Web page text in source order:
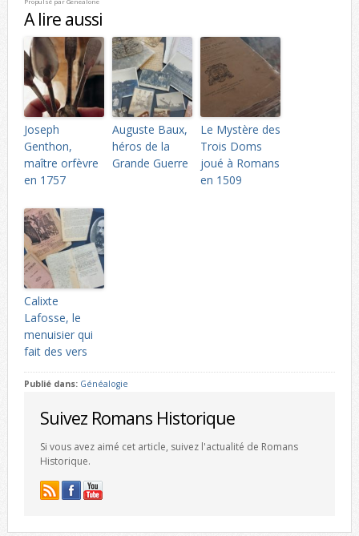
Propulsé par Genealone
A lire aussi
Joseph
Genthon,
maître orfèvre
en 1757
Auguste Baux,
héros de la
Grande Guerre
Le Mystère des
Trois Doms
joué à Romans
en 1509
Calixte
Lafosse, le
menuisier qui
fait des vers
Publié dans: Généalogie
Suivez Romans Historique
Si vous avez aimé cet article, suivez l'actualité de Romans
Historique.